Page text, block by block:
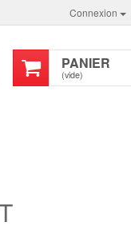
Connexion
PANIER
(vide)
Mon
compte